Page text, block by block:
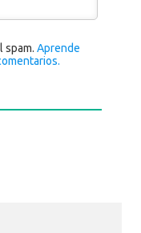
spam.Aprende